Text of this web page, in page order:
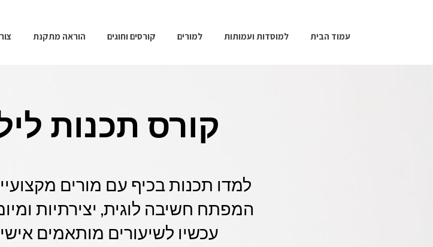
עמוד הבית למוסדות ועמותות למורים קורסים וחוגים הוראה מתקנת
קורס תכנות
למדו תכנות בכיף עם מורים
המפתח חשיבה לוגית, יצירתיות
עכשיו לשיעורים מותאמים